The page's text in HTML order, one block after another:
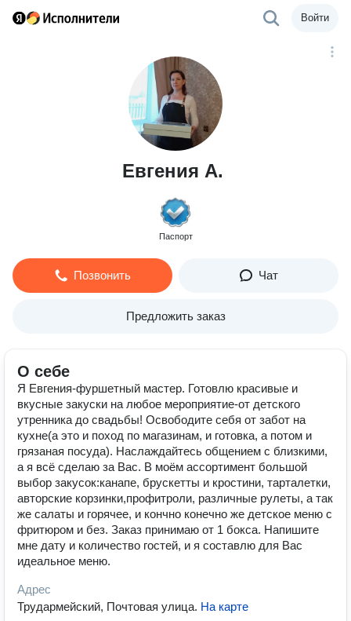
Войти
Евгения А.
Паспорт
Позвонить Чат
Предложить заказ
О себе
Я Евгения-фуршетный мастер. Готовлю красивые и
вкусные закуски на любое мероприятие-от детского
утренника до свадьбы! Освободите себя от забот на
кухне(а это и поход по магазинам, и готовка, а потом и
грязаная посуда). Наслаждайтесь общением с близкими,
а я всё сделаю за Вас. В моём ассортимент большой
выбор закусок:канапе, брускетты и кростини, тарталетки,
авторские корзинки,профитроли, различные рулеты, а так
же салаты и горячее, и кончно конечно же детское меню с
фритюром и без. Заказ принимаю от 1 бокса. Напишите
мне дату и количество гостей, и я составлю для Вас
идеальное меню.
Адрес
Трудармейский, Почтовая улица. На карте